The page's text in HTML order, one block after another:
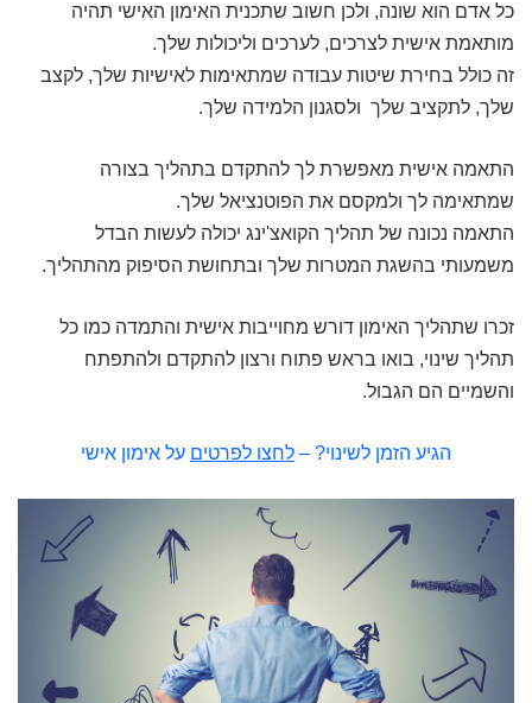
כל אדם הוא שונה, ולכן חשוב שתכנית האימון האישי תהיה
מותאמת אישית לצרכים, לערכים וליכולות שלך.
זה כולל בחירת שיטות עבודה שמתאימות לאישיות שלך, לקצב
שלך, לתקציב שלך ולסגנון הלמידה שלך.
התאמה אישית מאפשרת לך להתקדם בתהליך בצורה
שמתאימה לך ולמקסם את הפוטנציאל שלך.
התאמה נכונה של תהליך הקואצ'ינג יכולה לעשות הבדל
משמעותי בהשגת המטרות שלך ובתחושת הסיפוק מהתהליך.
זכרו שתהליך האימון דורש מחוייבות אישית והתמדה כמו כל
תהליך שינוי, בואו בראש פתוח ורצון להתקדם ולהתפתח
והשמיים הם הגבול.
הגיע הזמן לשינוי? – לחצו לפרטים על אימון אישי